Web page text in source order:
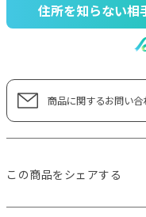
住所を知らない相
商品に関するお問い合
この商品をシェアする